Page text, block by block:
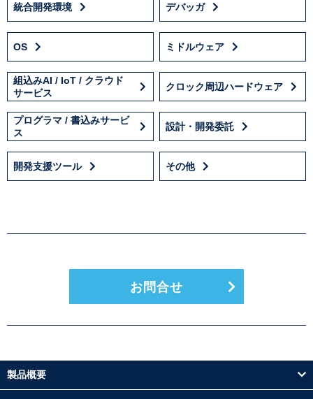
統合開発環境 デバッガ
OS ミドルウェア
組込みAI / IoT / クラウド
サービス
クロック周辺ハードウェア
プログラマ / 書込みサービ
ス
設計・開発委託
開発支援ツール その他
お問合せ
製品概要